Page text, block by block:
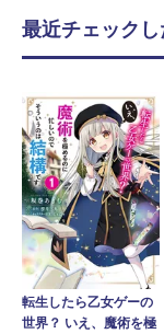
最近チェック
転生したら乙女ゲーの
世界？ いえ、魔術を極